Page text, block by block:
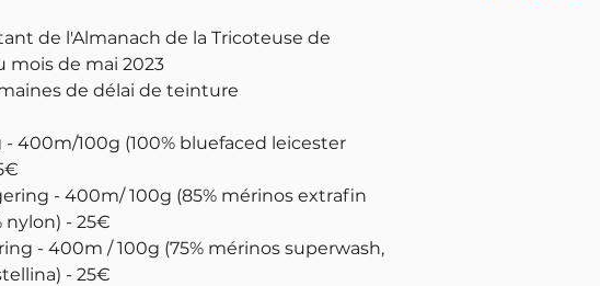
de l'Almanach de la Tricoteuse de
mois de mai 2023
de délai de teinture
- 400m/100g (100% bluefaced leicester
- 400m/ 100g (85% mérinos extrafin
nylon) - 25€
- 400m / 100g (75% mérinos superwash,
- 25€